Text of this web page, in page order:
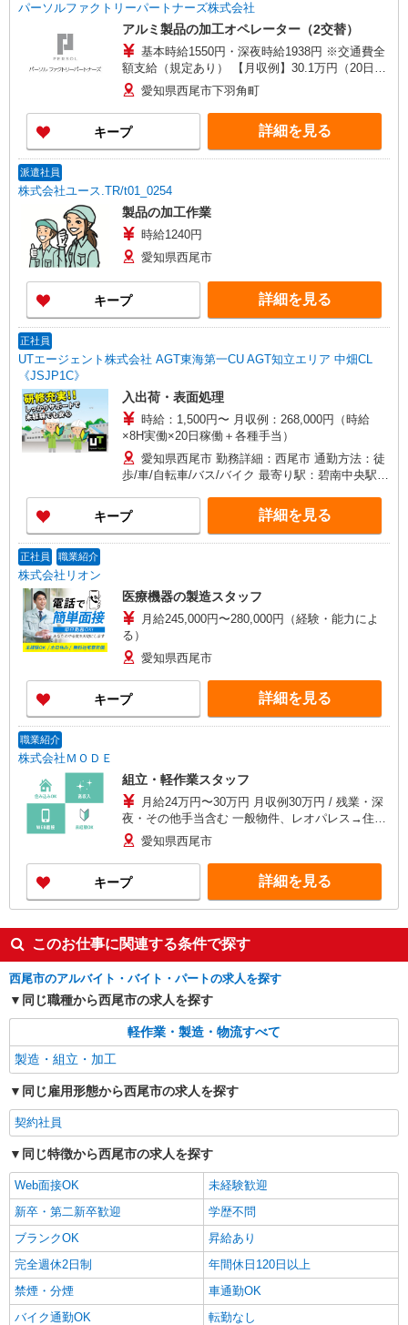
パーソルファクトリーパートナーズ株式会社
アルミ製品の加工オペレーター（2交替）
基本時給1550円・深夜時給1938円 ※交通費全
額支給（規定あり） 【月収例】30.1万円（20日勤
務＋残業20h＋深夜37.5h）
愛知県西尾市下羽角町
キープ 詳細を見る
派遣社員
株式会社ユース.TR/t01_0254
製品の加工作業
時給1240円
愛知県西尾市
キープ 詳細を見る
正社員
UTエージェント株式会社 AGT東海第一CU AGT知立エリア 中畑CL
《JSJP1C》
入出荷・表面処理
時給：1,500円〜 月収例：268,000円（時給
×8H実働×20日稼働＋各種手当）
愛知県西尾市 勤務詳細：西尾市 通勤方法：徒
歩/車/自転車/バス/バイク 最寄り駅：碧南中央駅か
（無料）駐車場利用OK
キープ 詳細を見る
正社員 職業紹介
株式会社リオン
医療機器の製造スタッフ
月給245,000円〜280,000円（経験・能力によ
る）
愛知県西尾市
キープ 詳細を見る
職業紹介
株式会社ＭＯＤＥ
組立・軽作業スタッフ
月給24万円〜30万円 月収例30万円 / 残業・深
夜・その他手当含む 一般物件、レオパレス→住み
込みでお仕事可能★☆ 綺麗な1R、1Kをご用意☆
愛知県西尾市
キープ 詳細を見る
このお仕事に関連する条件で探す
西尾市のアルバイト・バイト・パートの求人を探す
同じ職種から西尾市の求人を探す
軽作業・製造・物流すべて
製造・組立・加工
同じ雇用形態から西尾市の求人を探す
契約社員
同じ特徴から西尾市の求人を探す
Web面接OK
未経験歓迎
新卒・第二新卒歓迎
学歴不問
ブランクOK
昇給あり
完全週休2日制
年間休日120日以上
禁煙・分煙
車通勤OK
バイク通勤OK
転勤なし